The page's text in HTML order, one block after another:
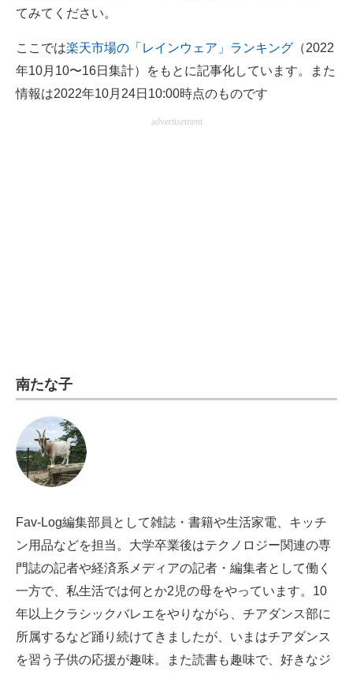
てみてください。
ここでは楽天市場の「レインウェア」ランキング （2022
年10月10〜16日集計）をもとに記事化しています。また
情報は2022年10月24日10:00時点のものです
advertisement
南たな子
Fav-Log編集部員として雑誌・書籍や生活家電、キッチ
ン用品などを担当。大学卒業後はテクノロジー関連の専
門誌の記者や経済系メディアの記者・編集者として働く
一方で、私生活では何とか2児の母をやっています。10
年以上クラシックバレエをやりながら、チアダンス部に
所属するなど踊り続けてきましたが、いまはチアダンス
を習う子供の応援が趣味。また読書も趣味で、好きなジ